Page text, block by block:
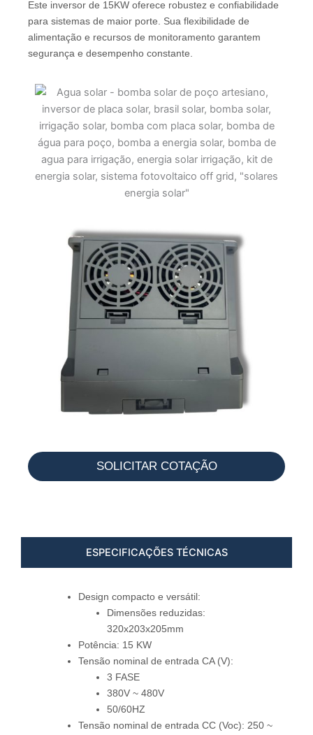
Este inversor de 15KW oferece robustez e confiabilidade
para sistemas de maior porte. Sua flexibilidade de
alimentação e recursos de monitoramento garantem
segurança e desempenho constante.
SOLICITAR COTAÇÃO
ESPECIFICAÇÕES TÉCNICAS
Design compacto e versátil:
Dimensões reduzidas:
320x203x205mm
Potência: 15 KW
Tensão nominal de entrada CA (V):
3 FASE
380V ~ 480V
50/60HZ
Tensão nominal de entrada CC (Voc): 250 ~